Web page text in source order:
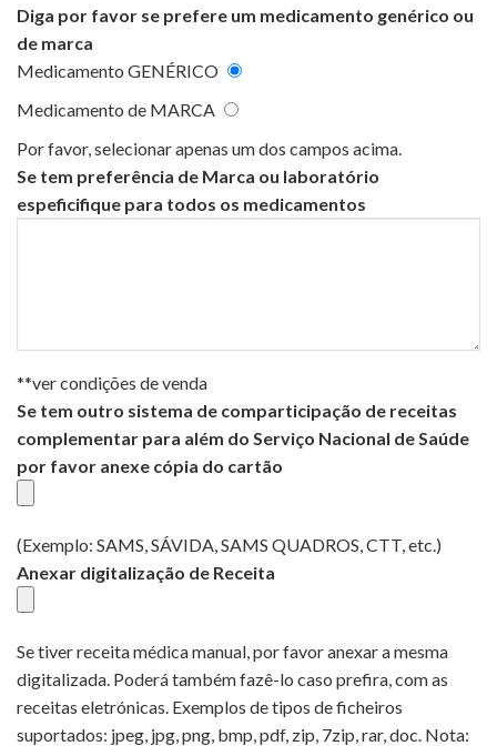
Diga por favor se prefere um medicamento genérico ou
de marca
Medicamento GENÉRICO
Medicamento de MARCA
Por favor, selecionar apenas um dos campos acima.
Se tem preferência de Marca ou laboratório
espeficifique para todos os medicamentos
**ver condições de venda
Se tem outro sistema de comparticipação de receitas
complementar para além do Serviço Nacional de Saúde
por favor anexe cópia do cartão
(Exemplo: SAMS, SÁVIDA, SAMS QUADROS, CTT, etc.)
Anexar digitalização de Receita
Se tiver receita médica manual, por favor anexar a mesma
digitalizada. Poderá também fazê-lo caso prefira, com as
receitas eletrónicas. Exemplos de tipos de ficheiros
suportados: jpeg, jpg, png, bmp, pdf, zip, 7zip, rar, doc. Nota: